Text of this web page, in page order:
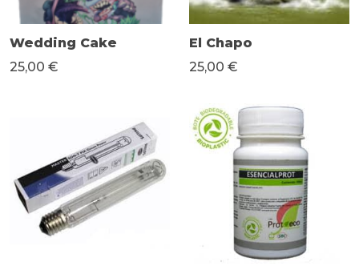
Wedding Cake
25,00 €
El Chapo
25,00 €